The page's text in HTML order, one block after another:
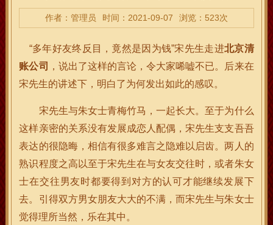
作者：管理员 时间：2021-09-07 浏览：523次
“多年好友终反目，竟然是因为钱”宋先生走进北京清
账公司
，说出了这样的言论，令大家唏嘘不已。后来在
宋先生的讲述下，明白了为何发出如此的感叹。
宋先生与朱女士青梅竹马，一起长大。至于为什么
这样亲密的关系没有发展成恋人配偶，宋先生支支吾吾
表达的很隐晦，相信有很多难言之隐难以启齿。两人的
熟识程度之高以至于宋先生在与女友交往时，或者朱女
士在交往男友时都要得到对方的认可才能继续发展下
去。引得双方男女朋友大大的不满，而宋先生与朱女士
觉得理所当然，乐在其中。